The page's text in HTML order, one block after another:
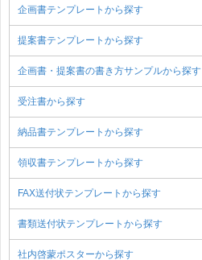
企画書テンプレートから探す
提案書テンプレートから探す
企画書・提案書の書き方サンプルから探す
受注書から探す
納品書テンプレートから探す
領収書テンプレートから探す
FAX送付状テンプレートから探す
書類送付状テンプレートから探す
社内啓蒙ポスターから探す